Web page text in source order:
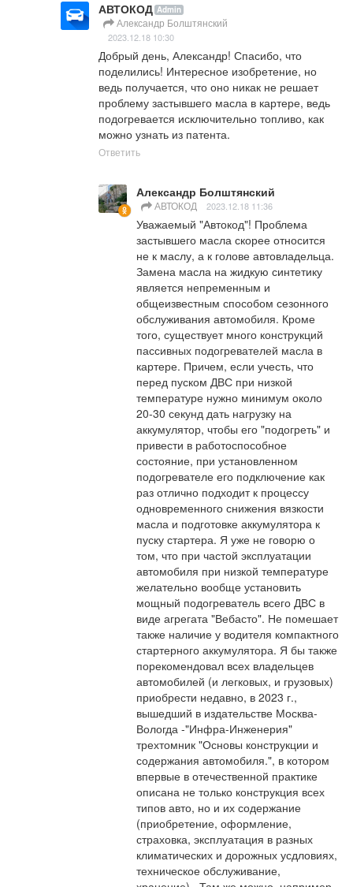
АВТОКОД Admin
Александр Болштянский
2023.12.18 10:30
Добрый день, Александр! Спасибо, что
поделились! Интересное изобретение, но
ведь получается, что оно никак не решает
проблему застывшего масла в картере, ведь
подогревается исключительно топливо, как
можно узнать из патента.
Ответить
Александр Болштянский
АВТОКОД 2023.12.18 11:36
Уважаемый "Автокод"! Проблема
застывшего масла скорее относится
не к маслу, а к голове автовладельца.
Замена масла на жидкую синтетику
является непременным и
общеизвестным способом сезонного
обслуживания автомобиля. Кроме
того, существует много конструкций
пассивных подогревателей масла в
картере. Причем, если учесть, что
перед пуском ДВС при низкой
температуре нужно минимум около
20-30 секунд дать нагрузку на
аккумулятор, чтобы его "подогреть" и
привести в работоспособное
состояние, при установленном
подогревателе его подключение как
раз отлично подходит к процессу
одновременного снижения вязкости
масла и подготовке аккумулятора к
пуску стартера. Я уже не говорю о
том, что при частой эксплуатации
автомобиля при низкой температуре
желательно вообще установить
мощный подогреватель всего ДВС в
виде агрегата "Вебасто". Не помешает
также наличие у водителя компактного
стартерного аккумулятора. Я бы также
порекомендовал всех владельцев
автомобилей (и легковых, и грузовых)
приобрести недавно, в 2023 г.,
вышедший в издательстве Москва-
Вологда -"Инфра-Инженерия"
трехтомник "Основы конструкции и
содержания автомобиля.", в котором
впервые в отечественной практике
описана не только конструкция всех
типов авто, но и их содержание
(приобретение, оформление,
страховка, эксплуатация в разных
климатических и дорожных усдловиях,
техническое обслуживание,